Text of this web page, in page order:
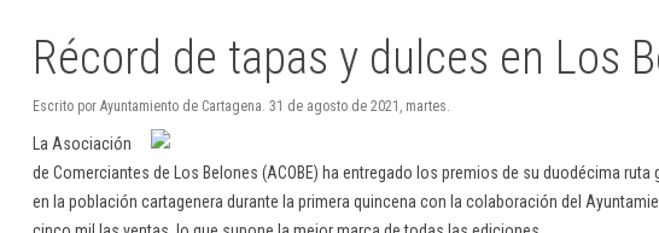
Récord de tapas y dulces en Los
Escrito por Ayuntamiento de Cartagena. 31 de agosto de 2021, martes.
La Asociación
de Comerciantes de Los Belones (ACOBE) ha entregado los premios de su duodécima
en la población cartagenera durante la primera quincena con la colaboración del